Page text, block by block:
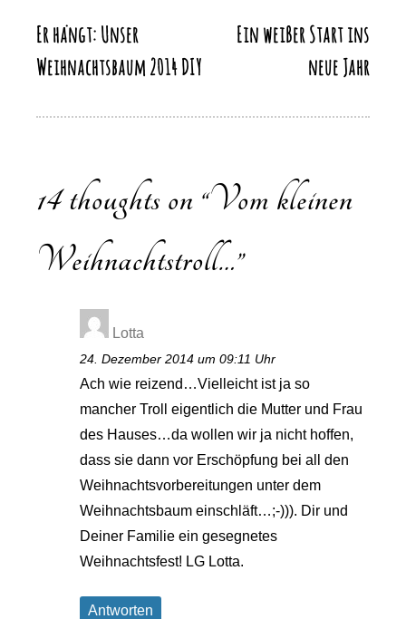
k
Beitragsnavigation
Er hängt: Unser
Weihnachtsbaum 2014 DIY
Ein weißer Start ins
neue Jahr
14 thoughts on “Vom kleinen
Weihnachtstroll…”
Lotta
24. Dezember 2014 um 09:11 Uhr
Ach wie reizend…Vielleicht ist ja so
mancher Troll eigentlich die Mutter und Frau
des Hauses…da wollen wir ja nicht hoffen,
dass sie dann vor Erschöpfung bei all den
Weihnachtsvorbereitungen unter dem
Weihnachtsbaum einschläft…;-))). Dir und
Deiner Familie ein gesegnetes
Weihnachtsfest! LG Lotta.
Antworten